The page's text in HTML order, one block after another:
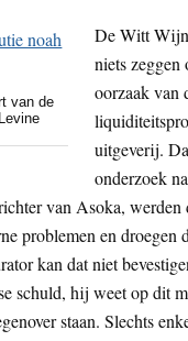
van de
De Witt
niets zeggen
oorzaak van
uitgeverij.
onderzoek
van Asoka, werden
problemen en droegen
kan dat niet
schuld, hij weet op dit
staan. Slechts